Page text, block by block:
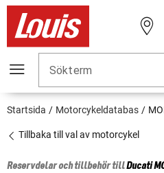
Sökterm
Startsida Motorcykeldatabas
Tillbaka till val av motorcykel
Reservdelar och tillbehör tillDucati